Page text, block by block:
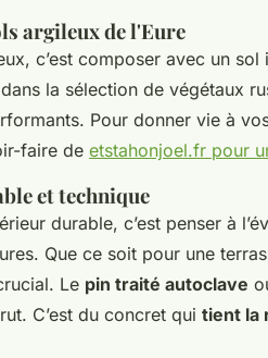
argileux de l'Eure
c’est composer avec un
la sélection de végétaux
Pour donner vie à
faire de etstahonjoel.fr pour
et technique
durable, c’est penser à
Que ce soit pour une
Le pin traité autoclave
C’est du concret qui tient la